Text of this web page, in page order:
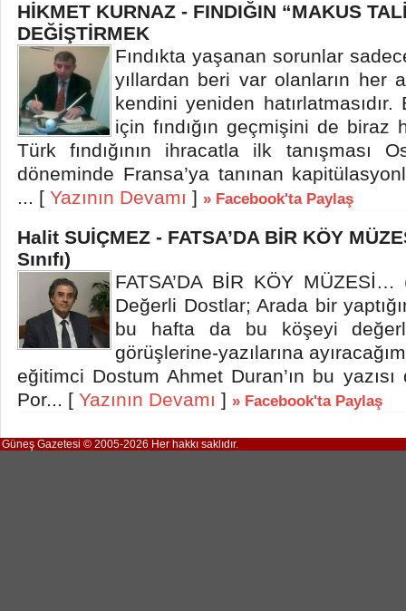
HİKMET KURNAZ - FINDIĞIN “MAKUS
DEĞİŞTİRMEK
Fındıkta yaşanan sorunlar
yıllardan beri var olanların her
kendini yeniden
için fındığın geçmişini de biraz
Türk fındığının ihracatla ilk tanışması
döneminde Fransa’ya tanınan
... [ Yazının Devamı ] » Facebook'ta Paylaş
Halit SUİÇMEZ - FATSA’DA BİR KÖY
Sınıfı)
FATSA’DA BİR KÖY MÜZESİ…
Değerli Dostlar; Arada bir
bu hafta da bu köşeyi
görüşlerine-yazılarına
eğitimci Dostum Ahmet Duran’ın bu
Por... [ Yazının Devamı ] » Facebook'ta Paylaş
Güneş Gazetesi © 2005-2026 Her hakkı saklıdır.